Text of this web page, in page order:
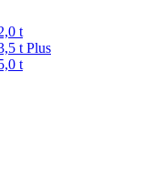
t
t Plus
t